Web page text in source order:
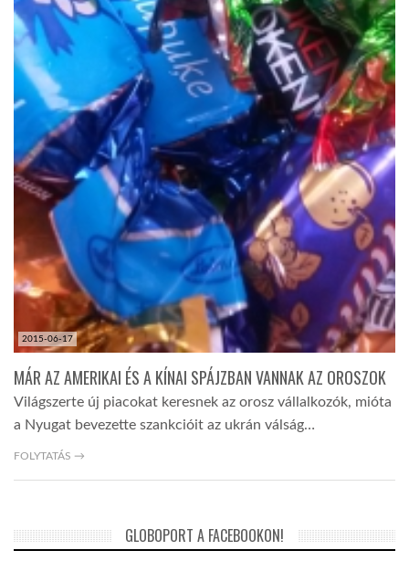
2015-06-17
MÁR AZ AMERIKAI ÉS A KÍNAI SPÁJZBAN VANNAK AZ OROSZOK
Világszerte új piacokat keresnek az orosz vállalkozók, mióta
a Nyugat bevezette szankcióit az ukrán válság…
FOLYTATÁS →
GLOBOPORT A FACEBOOKON!